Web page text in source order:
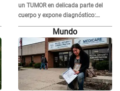
un TUMOR en delicada parte del
cuerpo y expone diagnóstico:
"Dolores muy fuertes..."
Mundo